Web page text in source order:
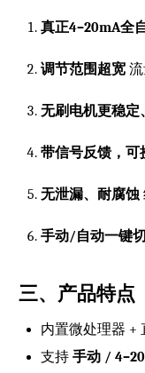
真正4–20mA全
调节范围超宽
无刷电机更稳定
带信号反馈，可
无泄漏、耐腐蚀
手动/自动一键
三、产品特点
内置微处理器 +
支持手动 /